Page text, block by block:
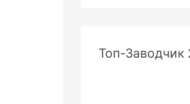
Топ-Заводчик